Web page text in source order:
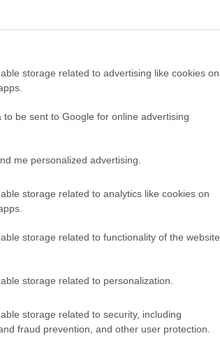
storage related to advertising like cookies on
be sent to Google for online advertising
me personalized advertising.
storage related to analytics like cookies on
storage related to functionality of the website
storage related to personalization.
storage related to security, including
fraud prevention, and other user protection.